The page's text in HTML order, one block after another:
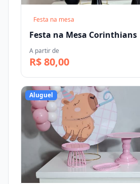
Festa na mesa
Festa na Mesa Corinthians
A partir de
R$ 80,00
Aluguel